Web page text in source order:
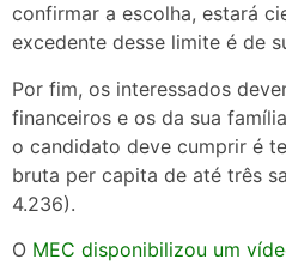
confirmar a escolha, estará
excedente desse limite é de
Por fim, os interessados
financeiros e os da sua
o candidato deve cumprir é
bruta per capita de até três
4.236).
O MEC disponibilizou um